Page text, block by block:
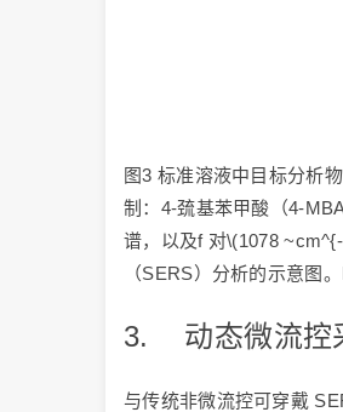
图3 标准溶液中目标分析
制：4-巯基苯甲酸（4-
谱，以及f 对\(1078
（SERS）分析的示意图
3. 动态微流控
与传统非微流控可穿戴